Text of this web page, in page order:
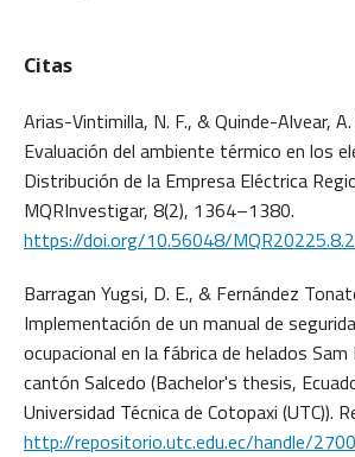
Citas
Arias-Vintimilla, N. F., & Quinde-Alvear, A.
Evaluación del ambiente térmico en los
Distribución de la Empresa Eléctrica
MQRInvestigar, 8(2), 1364–1380.
https://doi.org/10.56048/
Barragan Yugsi, D. E., & Fernández
Implementación de un manual de
ocupacional en la fábrica de helados Sam
cantón Salcedo (Bachelor's thesis,
Universidad Técnica de Cotopaxi (UTC)).
http://repositorio.utc.edu.ec/handle/